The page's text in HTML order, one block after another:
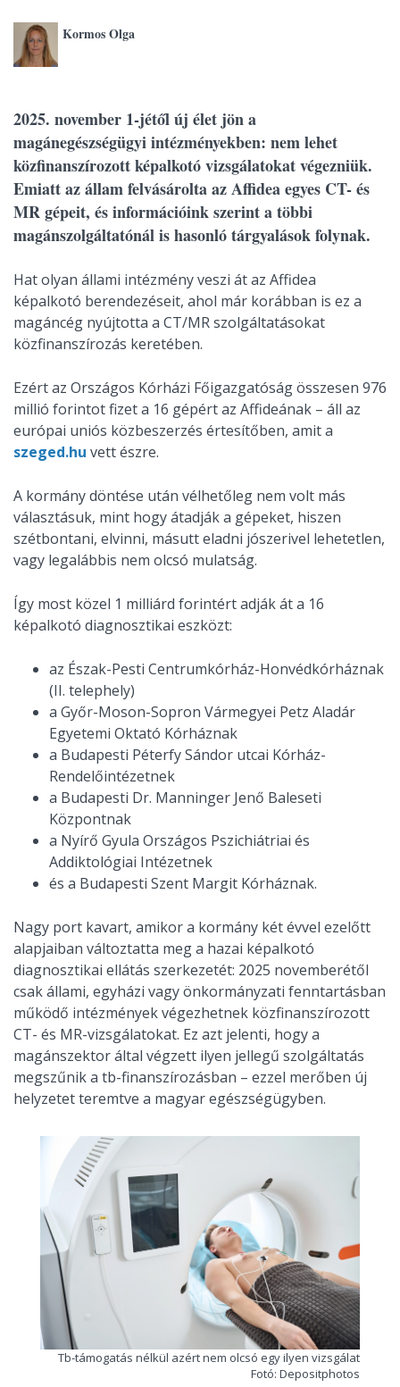
Kormos Olga
2025. november 1-jétől új élet jön a
magánegészségügyi intézményekben: nem lehet
közfinanszírozott képalkotó vizsgálatokat végezniük.
Emiatt az állam felvásárolta az Affidea egyes CT- és
MR gépeit, és információink szerint a többi
magánszolgáltatónál is hasonló tárgyalások folynak.
Hat olyan állami intézmény veszi át az Affidea
képalkotó berendezéseit, ahol már korábban is ez a
magáncég nyújtotta a CT/MR szolgáltatásokat
közfinanszírozás keretében.
Ezért az Országos Kórházi Főigazgatóság összesen 976
millió forintot fizet a 16 gépért az Affideának – áll az
európai uniós közbeszerzés értesítőben, amit a
szeged.hu vett észre.
A kormány döntése után vélhetőleg nem volt más
választásuk, mint hogy átadják a gépeket, hiszen
szétbontani, elvinni, másutt eladni jószerivel lehetetlen,
vagy legalábbis nem olcsó mulatság.
Így most közel 1 milliárd forintért adják át a 16
képalkotó diagnosztikai eszközt:
az Észak-Pesti Centrumkórház-Honvédkórháznak
(II. telephely)
a Győr-Moson-Sopron Vármegyei Petz Aladár
Egyetemi Oktató Kórháznak
a Budapesti Péterfy Sándor utcai Kórház-
Rendelőintézetnek
a Budapesti Dr. Manninger Jenő Baleseti
Központnak
a Nyírő Gyula Országos Pszichiátriai és
Addiktológiai Intézetnek
és a Budapesti Szent Margit Kórháznak.
Nagy port kavart, amikor a kormány két évvel ezelőtt
alapjaiban változtatta meg a hazai képalkotó
diagnosztikai ellátás szerkezetét: 2025 novemberétől
csak állami, egyházi vagy önkormányzati fenntartásban
működő intézmények végezhetnek közfinanszírozott
CT- és MR-vizsgálatokat. Ez azt jelenti, hogy a
magánszektor által végzett ilyen jellegű szolgáltatás
megszűnik a tb-finanszírozásban – ezzel merőben új
helyzetet teremtve a magyar egészségügyben.
Tb-támogatás nélkül azért nem olcsó egy ilyen vizsgálat
Fotó: Depositphotos